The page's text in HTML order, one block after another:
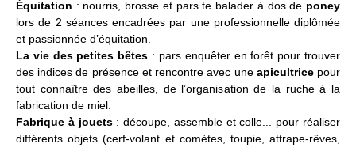
Équitation : nourris, brosse et pars te balader à dos de poney
lors de 2 séances encadrées par une professionnelle diplômée
et passionnée d’équitation.
La vie des petites bêtes : pars enquêter en forêt pour trouver
des indices de présence et rencontre avec une apicultrice pour
tout connaître des abeilles, de l’organisation de la ruche à la
fabrication de miel.
Fabrique à jouets: découpe, assemble et colle... pour réaliser
différents objets (cerf-volant et comètes, toupie, attrape-rêves,